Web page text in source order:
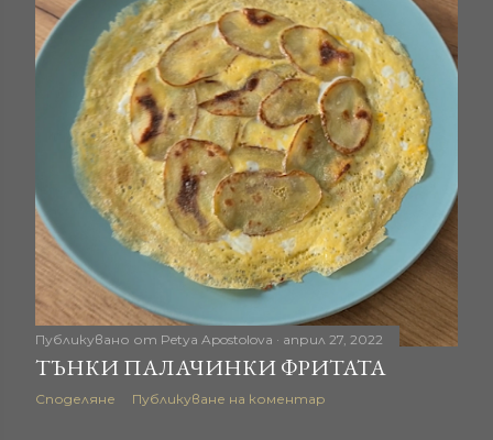
Публикувано от Petya Apostolova април 27, 2022
ТЪНКИ ПАЛАЧИНКИ ФРИТАТА
Споделяне Публикуване на коментар